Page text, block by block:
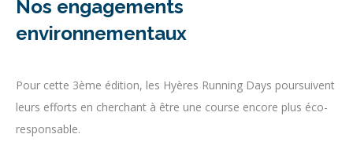
Nos engagements
environnementaux
Pour cette 3ème édition, les Hyères Running Days poursuivent
leurs efforts en cherchant à être une course encore plus éco-
responsable.